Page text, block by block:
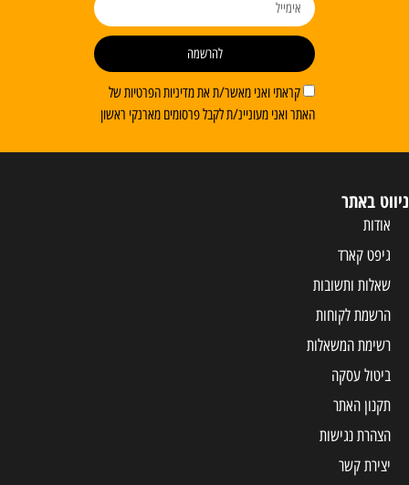
קראתי ואני מאשר/ת את מדיניות הפרטיות של
האתר ואני מעוניינ/ת לקבל פרסומים מארנקי ראשון
להרשמה
ניווט באתר
אודות
גיפט קארד
שאלות ותשובות
הרשמת לקוחות
רשימת המשאלות
ביטול עסקה
תקנון האתר
הצהרת נגישות
יצירת קשר